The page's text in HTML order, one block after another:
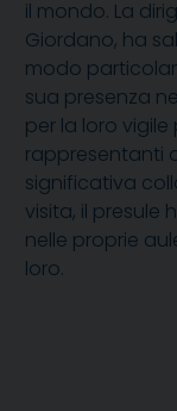
il mondo. La
Giordano, ha
modo
sua presenza
per la loro
rappresentanti
significativa
visita, il presule
nelle proprie
loro.